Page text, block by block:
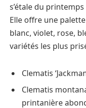
s’étale du
Elle offre une
blanc, violet, rose,
variétés les plus
Clematis
Clematis
printanière